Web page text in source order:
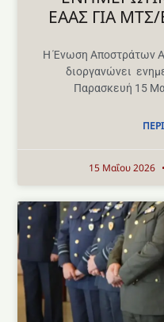
ΕΑΑΣ ΓΙΑ
Η Ένωση Αποστράτων
διοργανώνει
Παρασκευή 15
15 Μαΐου 2026